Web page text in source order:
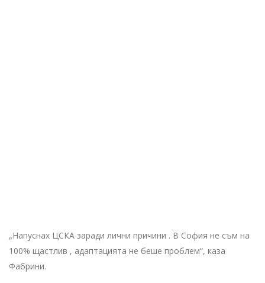
„Напуснах ЦСКА заради лични причини . В София не съм на
100% щастлив , адаптацията не беше проблем“, каза
Фабрини.